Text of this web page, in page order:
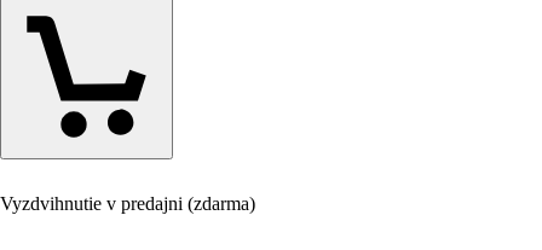
Vyzdvihnutie v predajni (zdarma)